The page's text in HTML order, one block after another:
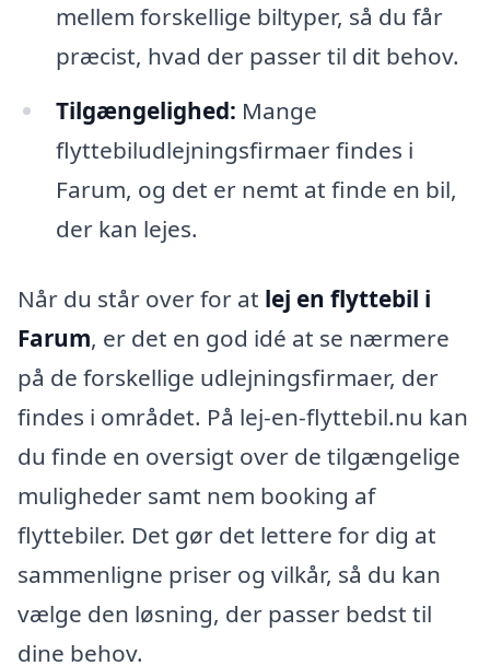
mellem forskellige biltyper, så du får
præcist, hvad der passer til dit behov.
Tilgængelighed: Mange
flyttebiludlejningsfirmaer findes i
Farum, og det er nemt at finde en bil,
der kan lejes.
Når du står over for at lej en flyttebil i
Farum, er det en god idé at se nærmere
på de forskellige udlejningsfirmaer, der
findes i området. På lej-en-flyttebil.nu kan
du finde en oversigt over de tilgængelige
muligheder samt nem booking af
flyttebiler. Det gør det lettere for dig at
sammenligne priser og vilkår, så du kan
vælge den løsning, der passer bedst til
dine behov.